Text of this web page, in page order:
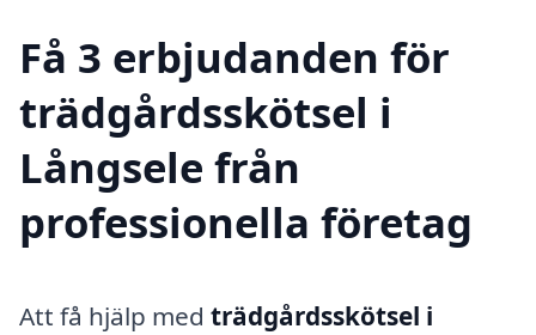
Få 3 erbjudanden för
trädgårdsskötsel i
Långsele från
professionella företag
Att få hjälp med trädgårdsskötsel i